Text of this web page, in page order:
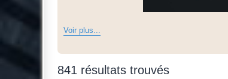
Voir plus...
841 résultats trouvés